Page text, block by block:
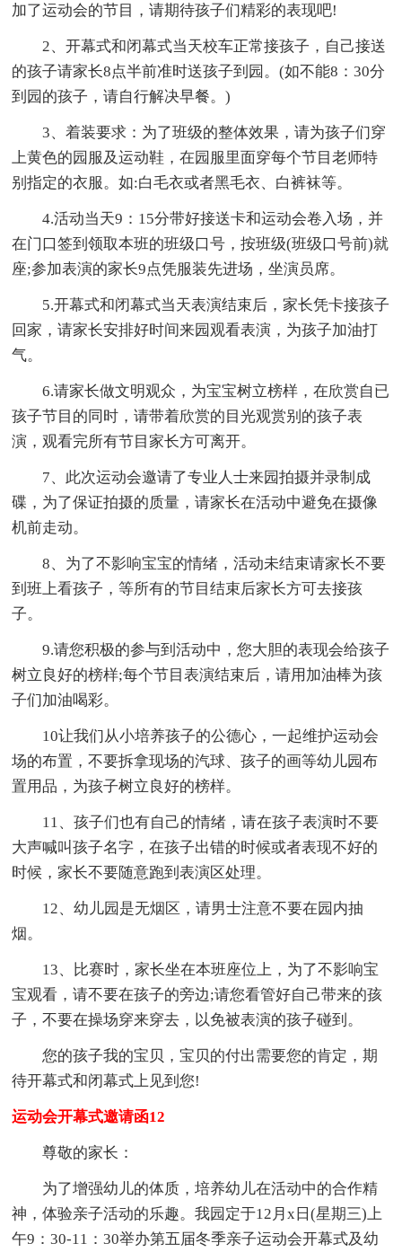
加了运动会的节目，请期待孩子们精彩的表现吧!
2、开幕式和闭幕式当天校车正常接孩子，自己接送
的孩子请家长8点半前准时送孩子到园。(如不能8：30分
到园的孩子，请自行解决早餐。)
3、着装要求：为了班级的整体效果，请为孩子们穿
上黄色的园服及运动鞋，在园服里面穿每个节目老师特
别指定的衣服。如:白毛衣或者黑毛衣、白裤袜等。
4.活动当天9：15分带好接送卡和运动会卷入场，并
在门口签到领取本班的班级口号，按班级(班级口号前)就
座;参加表演的家长9点凭服装先进场，坐演员席。
5.开幕式和闭幕式当天表演结束后，家长凭卡接孩子
回家，请家长安排好时间来园观看表演，为孩子加油打
气。
6.请家长做文明观众，为宝宝树立榜样，在欣赏自已
孩子节目的同时，请带着欣赏的目光观赏别的孩子表
演，观看完所有节目家长方可离开。
7、此次运动会邀请了专业人士来园拍摄并录制成
碟，为了保证拍摄的质量，请家长在活动中避免在摄像
机前走动。
8、为了不影响宝宝的情绪，活动未结束请家长不要
到班上看孩子，等所有的节目结束后家长方可去接孩
子。
9.请您积极的参与到活动中，您大胆的表现会给孩子
树立良好的榜样;每个节目表演结束后，请用加油棒为孩
子们加油喝彩。
10让我们从小培养孩子的公德心，一起维护运动会
场的布置，不要拆拿现场的汽球、孩子的画等幼儿园布
置用品，为孩子树立良好的榜样。
11、孩子们也有自己的情绪，请在孩子表演时不要
大声喊叫孩子名字，在孩子出错的时候或者表现不好的
时候，家长不要随意跑到表演区处理。
12、幼儿园是无烟区，请男士注意不要在园内抽
烟。
13、比赛时，家长坐在本班座位上，为了不影响宝
宝观看，请不要在孩子的旁边;请您看管好自己带来的孩
子，不要在操场穿来穿去，以免被表演的孩子碰到。
您的孩子我的宝贝，宝贝的付出需要您的肯定，期
待开幕式和闭幕式上见到您!
运动会开幕式邀请函12
尊敬的家长：
为了增强幼儿的体质，培养幼儿在活动中的合作精
神，体验亲子活动的乐趣。我园定于12月x日(星期三)上
午9：30-11：30举办第五届冬季亲子运动会开幕式及幼